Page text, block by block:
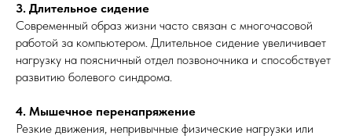
3. Длительное сидение
Современный образ жизни часто связан с многочасовой
работой за компьютером. Длительное сидение увеличивает
нагрузку на поясничный отдел позвоночника и способствует
развитию болевого синдрома.
4. Мышечное перенапряжение
Резкие движения, непривычные физические нагрузки или